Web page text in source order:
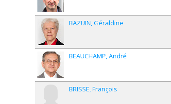
BAZUIN Géraldine
BEAUCHAMP André
BRISSE François